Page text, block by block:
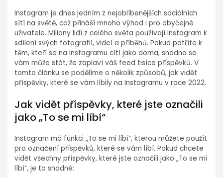
Instagram je dnes jedním z nejoblíbenějších sociálních
sítí na světě, což přináší mnoho výhod i pro obyčejné
uživatele. Miliony lidí z celého světa používají Instagram k
sdílení svých fotografií, videí a příběhů. Pokud patříte k
těm, kteří se na Instagramu cítí jako doma, snadno se
vám může stát, že zaplaví váš feed tisíce příspěvků. V
tomto článku se podělíme o několik způsobů, jak vidět
příspěvky, které se vám líbily na Instagramu v roce 2022.
Jak vidět příspěvky, které jste označili
jako „To se mi líbí“
Instagram má funkci „To se mi líbí“, kterou můžete použít
pro označení příspěvků, které se vám líbí. Pokud chcete
vidět všechny příspěvky, které jste označili jako „To se mi
líbí“, je to snadné: